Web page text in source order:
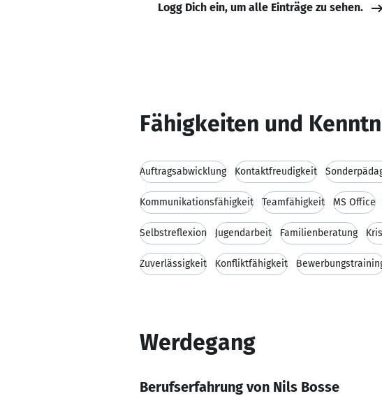
Logg Dich ein, um alle Einträge zu sehen.
Fähigkeiten und
Auftragsabwicklung Kontaktfreudigkeit
Kommunikationsfähigkeit Teamfähigkeit MS Office
Selbstreflexion Jugendarbeit Familienberatung
Zuverlässigkeit Konfliktfähigkeit
Werdegang
Berufserfahrung von Nils Bosse